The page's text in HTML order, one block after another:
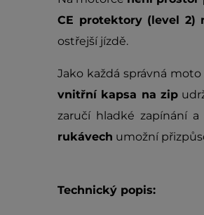
CE protektory (level 2)
ostřejší jízdě.
Jako každá správná
vnitřní kapsa na zip
zaručí hladké zapínání
rukávech umožní
Technický popis: